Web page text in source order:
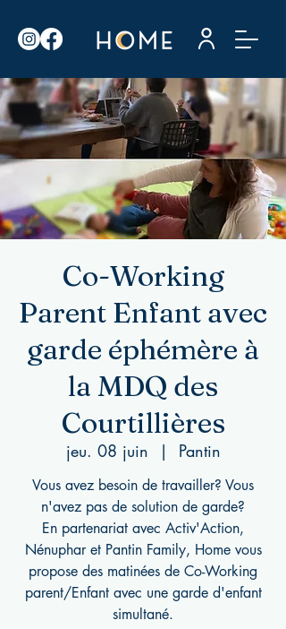
Co-Working
Parent Enfant avec
garde éphémère à
la MDQ des
Courtillières
jeu. 08 juin
  |
Pantin
Vous avez besoin de travailler? Vous
n'avez pas de solution de garde?
En partenariat avec Activ'Action,
Nénuphar et Pantin Family, Home vous
propose des matinées de Co-Working
parent/Enfant avec une garde d'enfant
simultané.